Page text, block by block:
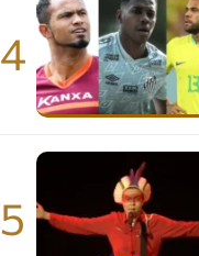
4
5